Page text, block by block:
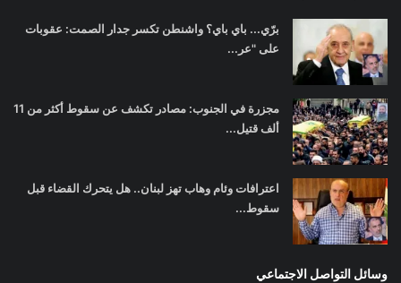
برّي... باي باي؟ واشنطن تكسر جدار الصمت: عقوبات
على "عر...
مجزرة في الجنوب: مصادر تكشف عن سقوط أكثر من 11
ألف قتيل...
اعترافات وئام وهاب تهز لبنان.. هل يتحرك القضاء قبل
سقوط...
وسائل التواصل الاجتماعي